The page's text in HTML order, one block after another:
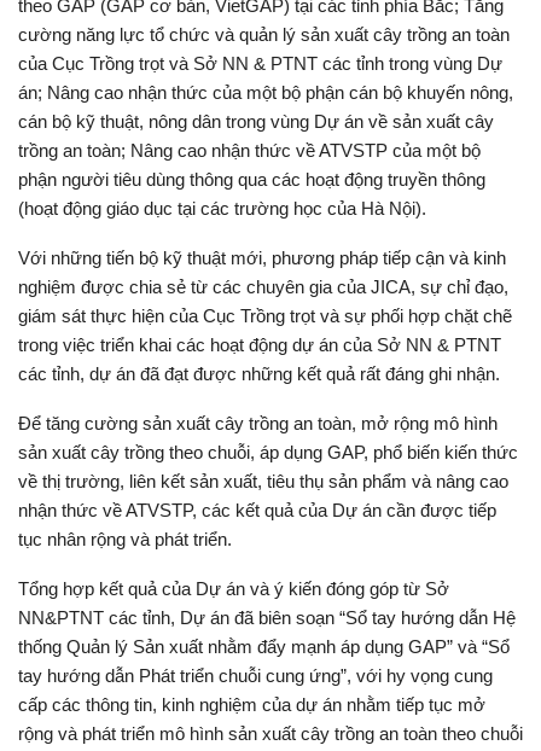
theo GAP (GAP cơ bản, VietGAP) tại các tỉnh phía Bắc; Tăng
cường năng lực tổ chức và quản lý sản xuất cây trồng an toàn
của Cục Trồng trọt và Sở NN & PTNT các tỉnh trong vùng Dự
án; Nâng cao nhận thức của một bộ phận cán bộ khuyến nông,
cán bộ kỹ thuật, nông dân trong vùng Dự án về sản xuất cây
trồng an toàn; Nâng cao nhận thức về ATVSTP của một bộ
phận người tiêu dùng thông qua các hoạt động truyền thông
(hoạt động giáo dục tại các trường học của Hà Nội).
Với những tiến bộ kỹ thuật mới, phương pháp tiếp cận và kinh
nghiệm được chia sẻ từ các chuyên gia của JICA, sự chỉ đạo,
giám sát thực hiện của Cục Trồng trọt và sự phối hợp chặt chẽ
trong việc triển khai các hoạt động dự án của Sở NN & PTNT
các tỉnh, dự án đã đạt được những kết quả rất đáng ghi nhận.
Để tăng cường sản xuất cây trồng an toàn, mở rộng mô hình
sản xuất cây trồng theo chuỗi, áp dụng GAP, phổ biến kiến thức
về thị trường, liên kết sản xuất, tiêu thụ sản phẩm và nâng cao
nhận thức về ATVSTP, các kết quả của Dự án cần được tiếp
tục nhân rộng và phát triển.
Tổng hợp kết quả của Dự án và ý kiến đóng góp từ Sở
NN&PTNT các tỉnh, Dự án đã biên soạn “Sổ tay hướng dẫn Hệ
thống Quản lý Sản xuất nhằm đẩy mạnh áp dụng GAP” và “Sổ
tay hướng dẫn Phát triển chuỗi cung ứng”, với hy vọng cung
cấp các thông tin, kinh nghiệm của dự án nhằm tiếp tục mở
rộng và phát triển mô hình sản xuất cây trồng an toàn theo chuỗi